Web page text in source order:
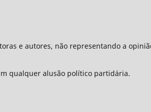
e autores, não representando a
qualquer alusão político partidária.